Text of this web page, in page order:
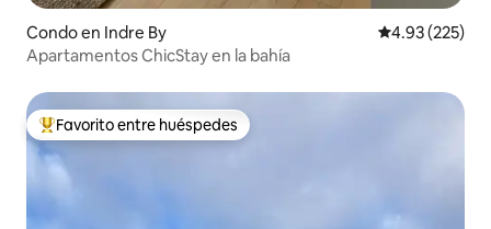
Condo en Indre By Calificación
4.93 (225)
Apartamentos ChicStay en la bahía
Favorito entre huéspedes preferido
Favorito entre huéspedes